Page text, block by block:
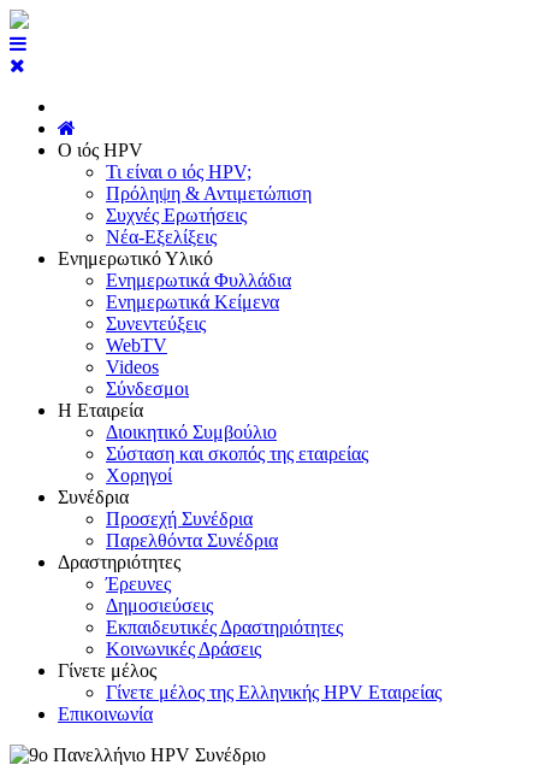
Ο ιός HPV
Τι είναι ο ιός HPV;
Πρόληψη & Αντιμετώπιση
Συχνές Ερωτήσεις
Νέα-Εξελίξεις
Ενημερωτικό Υλικό
Ενημερωτικά Φυλλάδια
Ενημερωτικά Κείμενα
Συνεντεύξεις
WebTV
Videos
Σύνδεσμοι
Η Εταιρεία
Διοικητικό Συμβούλιο
Σύσταση και σκοπός της εταιρείας
Χορηγοί
Συνέδρια
Προσεχή Συνέδρια
Παρελθόντα Συνέδρια
Δραστηριότητες
Έρευνες
Δημοσιεύσεις
Εκπαιδευτικές Δραστηριότητες
Κοινωνικές Δράσεις
Γίνετε μέλος
Γίνετε μέλος της Ελληνικής HPV Εταιρείας
Επικοινωνία